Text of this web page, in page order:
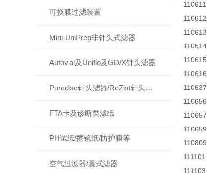
可换膜过滤装置
Mini-UniPrep非针头式滤器
Autovial及Uniflo及GD/X针头滤器
Puradisc针头滤器/ReZist针头滤器
FTA卡及诊断类滤纸
PH试纸/擦镜纸/防护膜等
空气过滤器/囊式滤器
110611
110612
110613
110614
110615
110616
110637
110656
110657
110659
110809
111101
111103